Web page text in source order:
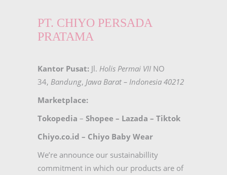
PT. CHIYO PERSADA
PRATAMA
Kantor Pusat: Jl. Holis Permai VII NO
34, Bandung, Jawa Barat – Indonesia 40212
Marketplace:
Tokopedia – Shopee – Lazada – Tiktok
Chiyo.co.id – Chiyo Baby Wear
We’re announce our sustainabillity
commitment in which our products are of